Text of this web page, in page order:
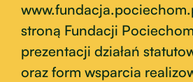
stroną Fundacji Pociechom
prezentacji działań
oraz form wsparcia